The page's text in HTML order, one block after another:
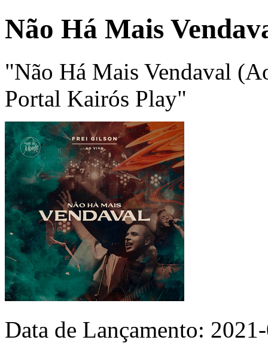
Não Há Mais
"Não Há Mais Vendaval
Portal Kairós Play"
Data de Lançamento: